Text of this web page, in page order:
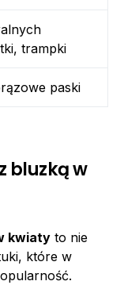
trampki
paski
bluzką w
kwiaty to nie
które w